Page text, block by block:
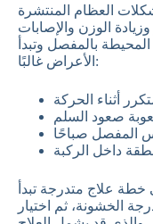
العظام المنتشرة
الوزن والإصابات
بالمفصل وتبدأ
الأعراض غالبًا:
علاج متدرجة تبدأ
الخشونة، ثم اختيار